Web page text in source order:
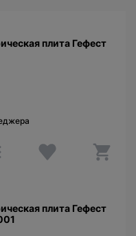
плита Гефест
плита Гефест